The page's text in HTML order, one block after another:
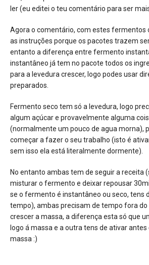
ler (eu editei o teu comentário para ser
Agora o comentário, com estes fermentos
as instruções porque os pacotes trazem
entanto a diferença entre fermento
instantâneo já tem no pacote todos os
para a levedura crescer, logo podes usar
preparados.
Fermento seco tem só a levedura, logo
algum açúcar e provavelmente alguma
(normalmente um pouco de agua morna),
começar a fazer o seu trabalho (isto é
sem isso ela está literalmente dormente).
No entanto ambas tem de seguir a receita
misturar o fermento e deixar repousar
se o fermento é instantâneo ou seco, tens
tempo), ambas precisam de tempo fora
crescer a massa, a diferença esta só que
logo á massa e a outra tens de ativar
massa :)